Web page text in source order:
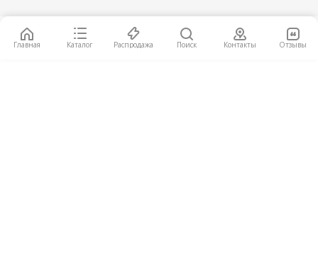
СЕРТИФИКАТ КМ2
Главная Каталог Распродажа Поиск Контакты Отзывы